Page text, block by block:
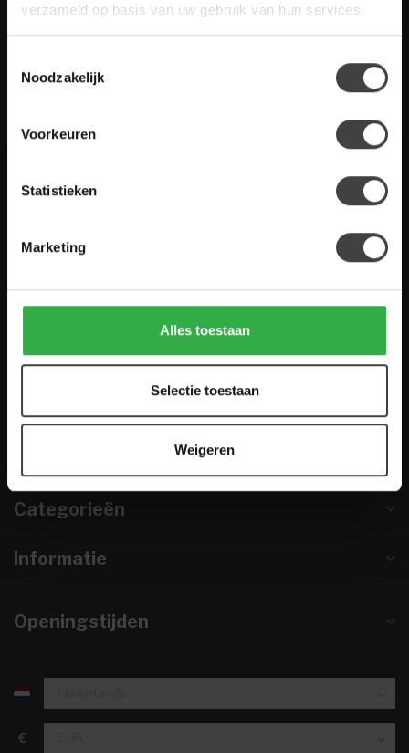
verzameld op basis van uw gebruik van hun services.
Noodzakelijk
Voorkeuren
Statistieken
Marketing
Alles toestaan
Selectie toestaan
Weigeren
Klantenservice
Houten Meubel Outlet
info@houtenmeubeloutlet.nl
NL857253633B01
Categorieën
Informatie
Openingstijden
€